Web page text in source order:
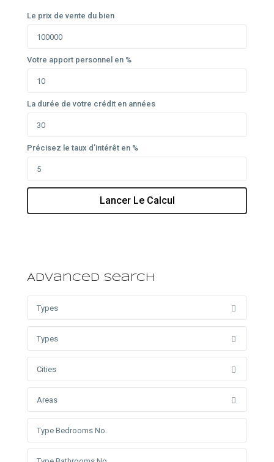
Le prix de vente du bien
Votre apport personnel en %
La durée de votre crédit en années
Précisez le taux d’intérêt en %
Lancer Le Calcul
Advanced Search
Types
Types
Cities
Areas